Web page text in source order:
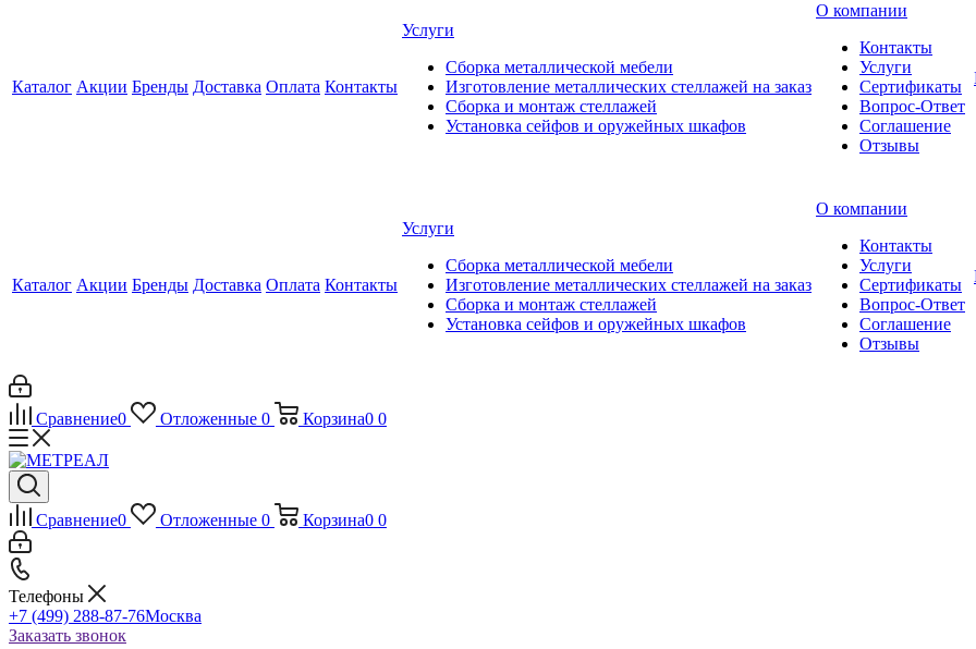
Каталог Акции Бренды Доставка Оплата Контакты
Услуги
Сборка металлической мебели
Изготовление металлических стеллажей на заказ
Сборка и монтаж стеллажей
Установка сейфов и оружейных шкафов
О компании
Контакты
Услуги
Сертификаты
Вопрос-Ответ
Соглашение
Отзывы
Каталог Акции Бренды Доставка Оплата Контакты
Услуги
Сборка металлической мебели
Изготовление металлических стеллажей на заказ
Сборка и монтаж стеллажей
Установка сейфов и оружейных шкафов
О компании
Контакты
Услуги
Сертификаты
Вопрос-Ответ
Соглашение
Отзывы
Сравнение0 Отложенные 0 Корзина0 0
Сравнение0 Отложенные 0 Корзина0 0
Телефоны
+7 (499) 288-87-76Москва
Заказать звонок